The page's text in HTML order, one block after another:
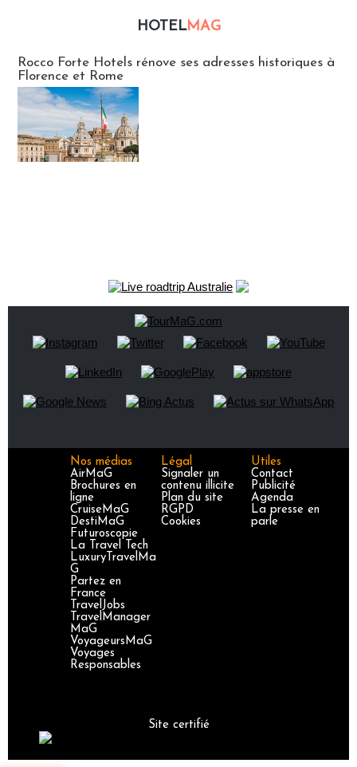
HOTELMAG
Rocco Forte Hotels rénove ses adresses historiques à
Florence et Rome
Nos médias
AirMaG
Brochures en
ligne
CruiseMaG
DestiMaG
Futuroscopie
La Travel Tech
LuxuryTravelMa
G
Partez en
France
TravelJobs
TravelManager
MaG
VoyageursMaG
Voyages
Responsables
Légal
Signaler un
contenu illicite
Plan du site
RGPD
Cookies
Utiles
Contact
Publicité
Agenda
La presse en
parle
Site certifié